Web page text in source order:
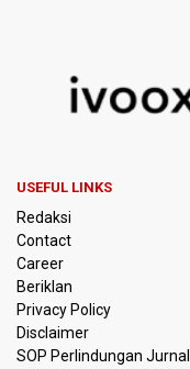
KKI Sebut Ada 10
pada Unggahan
Libya
Polisi Selidiki
995 Senjata Api
Pinang, Jakarta
USEFUL LINKS
Redaksi
Contact
Career
Beriklan
Privacy Policy
Disclaimer
SOP Perlindungan